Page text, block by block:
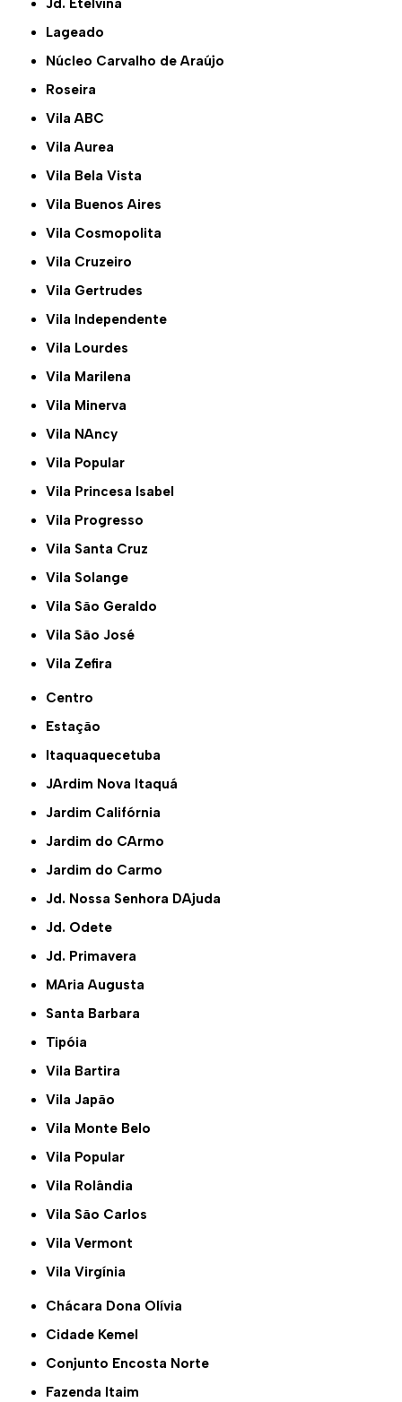
Jd. Etelvina
Lageado
Núcleo Carvalho de Araújo
Roseira
Vila ABC
Vila Aurea
Vila Bela Vista
Vila Buenos Aires
Vila Cosmopolita
Vila Cruzeiro
Vila Gertrudes
Vila Independente
Vila Lourdes
Vila Marilena
Vila Minerva
Vila NAncy
Vila Popular
Vila Princesa Isabel
Vila Progresso
Vila Santa Cruz
Vila Solange
Vila São Geraldo
Vila São José
Vila Zefira
Centro
Estação
Itaquaquecetuba
JArdim Nova Itaquá
Jardim Califórnia
Jardim do CArmo
Jardim do Carmo
Jd. Nossa Senhora DAjuda
Jd. Odete
Jd. Primavera
MAria Augusta
Santa Barbara
Tipóia
Vila Bartira
Vila Japão
Vila Monte Belo
Vila Popular
Vila Rolândia
Vila São Carlos
Vila Vermont
Vila Virgínia
Chácara Dona Olívia
Cidade Kemel
Conjunto Encosta Norte
Fazenda Itaim